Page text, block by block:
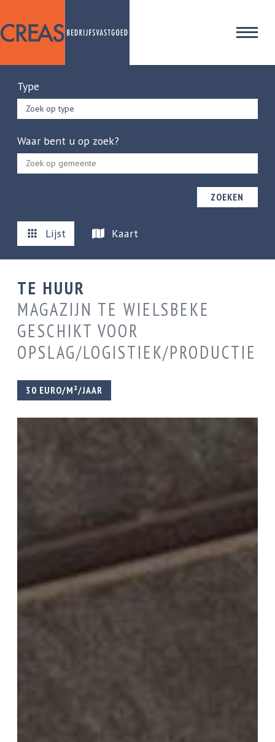
Type
Zoek op type
Waar bent u op zoek?
ZOEKEN
Lijst Kaart
TE HUUR
MAGAZIJN TE WIELSBEKE
GESCHIKT VOOR
OPSLAG/LOGISTIEK/PRODUCTIE
30 EURO/M²/JAAR